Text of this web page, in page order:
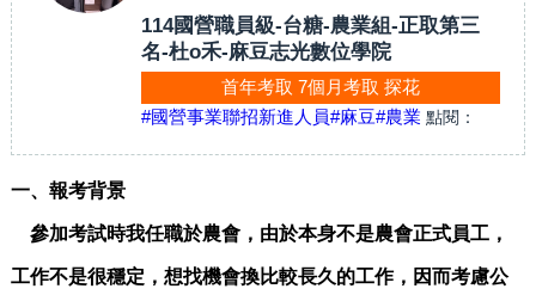
114國營職員級-台糖-農業組-正取第三
名-杜o禾-麻豆志光數位學院
首年考取 7個月考取 探花
#國營事業聯招新進人員#麻豆#農業 點閱：
一、報考背景
參加考試時我任職於農會，由於本身不是農會正式員工，
工作不是很穩定，想找機會換比較長久的工作，因而考慮公